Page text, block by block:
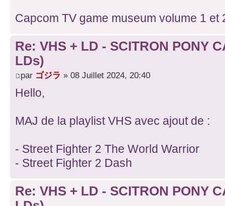
Capcom TV game museum volume 1 et
Re: VHS + LD - SCITRON PONY
LDs)
par ゴジラ » 08 Juillet 2024, 20:40
Hello,
MAJ de la playlist VHS avec ajout de :
- Street Fighter 2 The World Warrior
- Street Fighter 2 Dash
Re: VHS + LD - SCITRON PONY